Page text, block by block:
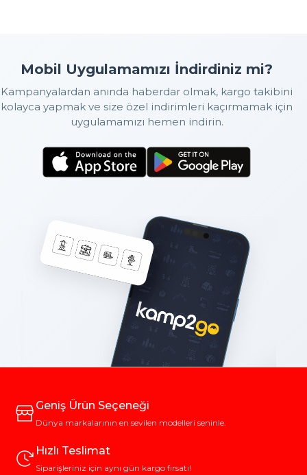
Mobil Uygulamamızı İndirdiniz mi?
Kampanyalardan anında haberdar olmak, kargo takibini
kolayca yapmak ve size özel indirimleri kaçırmamak için
uygulamamızı hemen indirin.
Geniş Ürün Seçeneği
Dünya markalarının en sevilen modelleri seninle.
Hızlı Teslimat
Siparişleriniz için aynı gün kargo fırsatı!